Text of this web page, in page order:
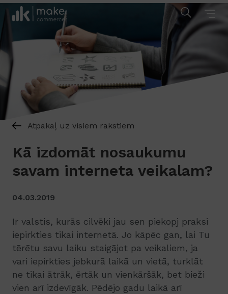
Atpakaļ uz visiem rakstiem
Kā izdomāt nosaukumu
savam interneta veikalam?
04.03.2019
Ir valstis, kurās cilvēki jau sen piekopj praksi
iepirkties tikai internetā. Jo kāpēc gan, lai Tu
tērētu savu laiku staigājot pa veikaliem, ja
vari iepirkties jebkurā laikā un vietā, turklāt
ne tikai ātrāk, ērtāk un vienkāršāk, bet bieži
vien arī izdevīgāk. Pēdējo gadu laikā arī